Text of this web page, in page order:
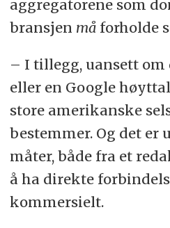
aggregatorene som
bransjen måforholde
– I tillegg, uansett om
eller en Google
store amerikanske
bestemmer. Og det er
måter, både fra et
å ha direkte
kommersielt.